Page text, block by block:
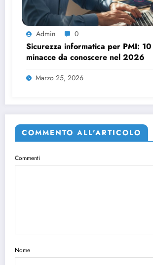
Admin 0
Sicurezza informatica per PMI: 10
minacce da conoscere nel 2026
Marzo 25, 2026
COMMENTO ALL'ARTICOLO
Commenti
Nome